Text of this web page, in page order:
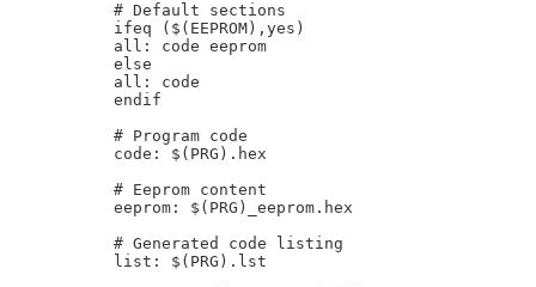
# Default sections
ifeq ($(EEPROM),yes)
all: code eeprom
else
all: code
endif
# Program code
code: $(PRG).hex
# Eeprom content
eeprom: $(PRG)_eeprom.hex
# Generated code listing
list: $(PRG).lst